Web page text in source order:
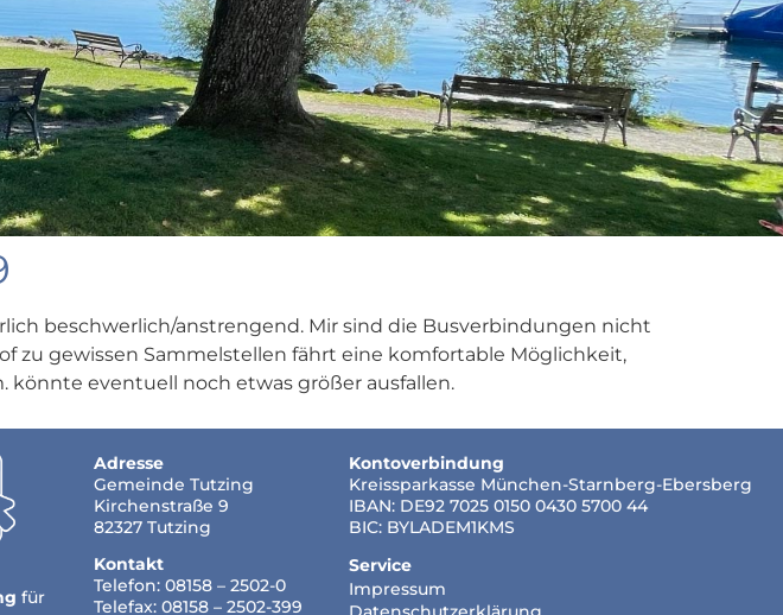
beschwerlich/anstrengend. Mir sind die Busverbindungen nicht
zu gewissen Sammelstellen fährt eine komfortable Möglichkeit,
eventuell noch etwas größer ausfallen.
für
Adresse
Gemeinde Tutzing
Kirchenstraße 9
82327 Tutzing
Kontakt
Telefon: 08158 – 2502-0
Telefax: 08158 – 2502-399
Kontoverbindung
Kreissparkasse München-Starnberg-Ebersberg
IBAN: DE92 7025 0150 0430 5700 44
BIC: BYLADEM1KMS
Service
Impressum